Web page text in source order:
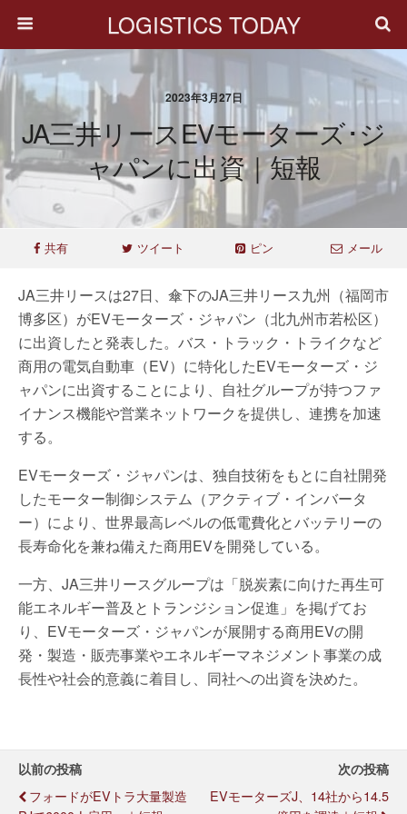
LOGISTICS TODAY
2023年3月27日
JA三井リースEVモーターズ･ジ
ャパンに出資｜短報
共有 ツイート ピン メール
JA三井リースは27日、傘下のJA三井リース九州（福岡市
博多区）がEVモーターズ・ジャパン（北九州市若松区）
に出資したと発表した。バス・トラック・トライクなど
商用の電気自動車（EV）に特化したEVモーターズ・ジ
ャパンに出資することにより、自社グループが持つファ
イナンス機能や営業ネットワークを提供し、連携を加速
する。
EVモーターズ・ジャパンは、独自技術をもとに自社開発
したモーター制御システム（アクティブ・インバータ
ー）により、世界最高レベルの低電費化とバッテリーの
長寿命化を兼ね備えた商用EVを開発している。
一方、JA三井リースグループは「脱炭素に向けた再生可
能エネルギー普及とトランジション促進」を掲げてお
り、EVモーターズ・ジャパンが展開する商用EVの開
発・製造・販売事業やエネルギーマネジメント事業の成
長性や社会的意義に着目し、同社への出資を決めた。
以前の投稿
フォードがEVトラ大量製造
次の投稿
EVモーターズJ、14社から14.5